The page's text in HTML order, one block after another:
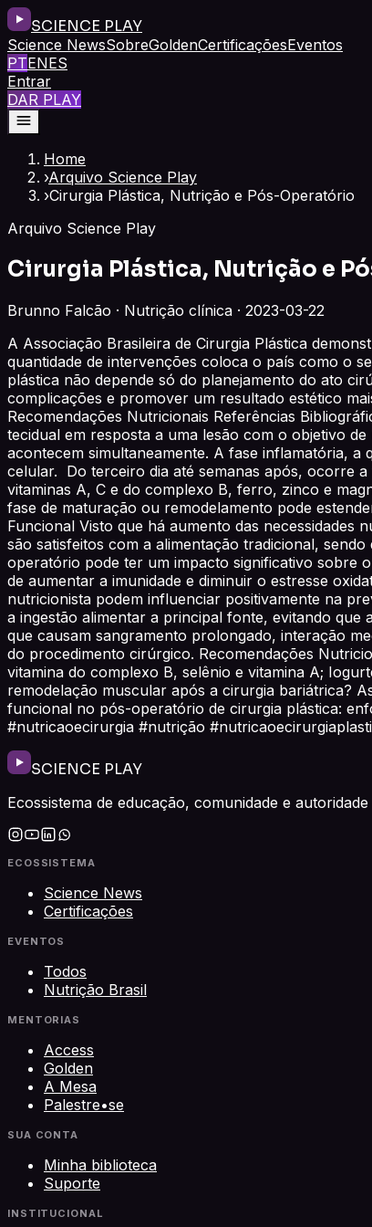
SCIENCE PLAY
Science NewsSobreGoldenCertificaçõesEventos
PTENES
Entrar
DAR PLAY
Home
›Arquivo Science Play
›Cirurgia Plástica, Nutrição e Pós-Operatório
Arquivo Science Play
Cirurgia Plástica, Nutrição e
Brunno Falcão · Nutrição clínica · 2023-03-22
A Associação Brasileira de Cirurgia Plástica
quantidade de intervenções coloca o país como o
plástica não depende só do planejamento do ato
complicações e promover um resultado estético
Recomendações Nutricionais Referências
tecidual em resposta a uma lesão com o objetivo
acontecem simultaneamente. A fase inflamatória, a
celular. Do terceiro dia até semanas após, ocorre
vitaminas A, C e do complexo B, ferro, zinco e
fase de maturação ou remodelamento pode
Funcional Visto que há aumento das necessidades
são satisfeitos com a alimentação tradicional,
operatório pode ter um impacto significativo sobre
de aumentar a imunidade e diminuir o estresse
nutricionista podem influenciar positivamente na
a ingestão alimentar a principal fonte, evitando
que causam sangramento prolongado, interação
do procedimento cirúrgico. Recomendações
vitamina do complexo B, selênio e vitamina A;
remodelação muscular após a cirurgia bariátrica?
funcional no pós-operatório de cirurgia plástica:
#nutricaoecirurgia #nutrição
SCIENCE PLAY
Ecossistema de educação, comunidade e
ECOSSISTEMA
Science News
Certificações
EVENTOS
Todos
Nutrição Brasil
MENTORIAS
Access
Golden
A Mesa
Palestre•se
SUA CONTA
Minha biblioteca
Suporte
INSTITUCIONAL